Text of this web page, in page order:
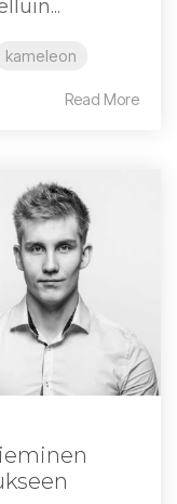
kameleon
Read More